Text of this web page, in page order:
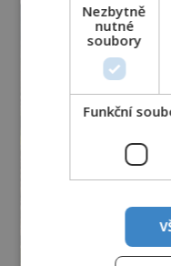
Nezbytně
nutné
soubory
Funkční